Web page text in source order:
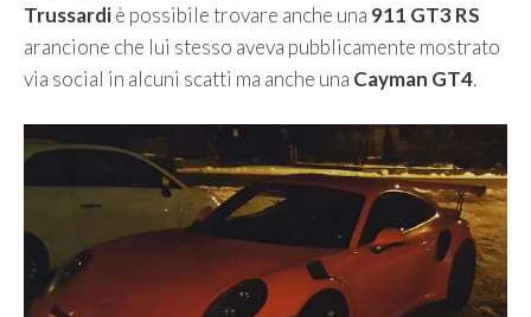
Trussardiè possibile trovare anche una 911 GT3 RS
arancione che lui stesso aveva pubblicamente mostrato
via social in alcuni scatti ma anche una Cayman GT4.